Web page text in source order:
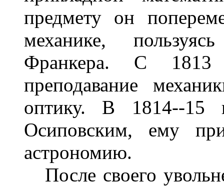
предмету он
механике,
Франкера. С
преподавание
оптику. В 1814--15
Осиповским, ему
астрономию.
После своего